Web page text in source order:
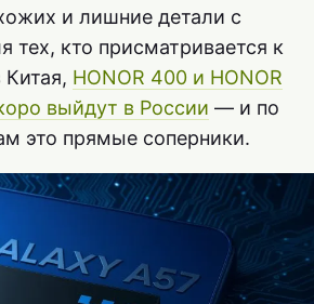
и лишние детали с
тех, кто присматривается к
Китая, HONOR 400 и HONOR
выйдут в России — и по
это прямые соперники.